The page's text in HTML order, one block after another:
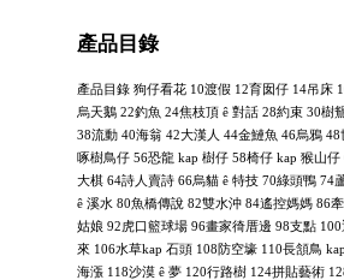
產品目錄
產品目錄 狗仔看花 10渡假 12育囡仔 14吊床
烏天鵝 22釣魚 24焦枝頂 ê 對話 28約束 30樹
38流動 40海翁 42大漢人 44金鰱魚 46烏鴉
啄樹鳥仔 56恐龍 kap 樹仔 58椅仔 kap 猴山
大棋 64詩人賣詩 66烏貓 ê 特技 70綠頭鴨 74
ê 溪水 80魚橋傳說 82雙水沖 84遙控媽媽 86
姑娘 92虎口籃球場 96畫家徛厝邊 98支點
來 106水草kap 石頭 108防空壕 110長頷鳥
海漲 118沙漠 ê 夢 120行路樹 124拼貼藝術